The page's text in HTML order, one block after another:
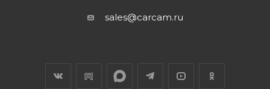
sales@carcam.ru